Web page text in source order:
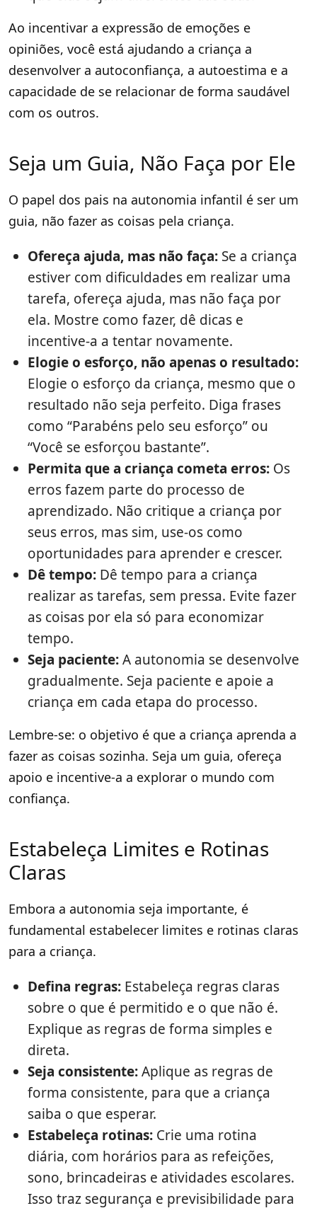
Ao incentivar a expressão de emoções e
opiniões, você está ajudando a criança a
desenvolver a autoconfiança, a autoestima e a
capacidade de se relacionar de forma saudável
com os outros.
Seja um Guia, Não Faça por Ele
O papel dos pais na autonomia infantil é ser um
guia, não fazer as coisas pela criança.
Ofereça ajuda, mas não faça: Se a criança
estiver com dificuldades em realizar uma
tarefa, ofereça ajuda, mas não faça por
ela. Mostre como fazer, dê dicas e
incentive-a a tentar novamente.
Elogie o esforço, não apenas o resultado:
Elogie o esforço da criança, mesmo que o
resultado não seja perfeito. Diga frases
como “Parabéns pelo seu esforço” ou
“Você se esforçou bastante”.
Permita que a criança cometa erros: Os
erros fazem parte do processo de
aprendizado. Não critique a criança por
seus erros, mas sim, use-os como
oportunidades para aprender e crescer.
Dê tempo: Dê tempo para a criança
realizar as tarefas, sem pressa. Evite fazer
as coisas por ela só para economizar
tempo.
Seja paciente:A autonomia se desenvolve
gradualmente. Seja paciente e apoie a
criança em cada etapa do processo.
Lembre-se: o objetivo é que a criança aprenda a
fazer as coisas sozinha. Seja um guia, ofereça
apoio e incentive-a a explorar o mundo com
confiança.
Estabeleça Limites e Rotinas
Claras
Embora a autonomia seja importante, é
fundamental estabelecer limites e rotinas claras
para a criança.
Defina regras: Estabeleça regras claras
sobre o que é permitido e o que não é.
Explique as regras de forma simples e
direta.
Seja consistente:Aplique as regras de
forma consistente, para que a criança
saiba o que esperar.
Estabeleça rotinas: Crie uma rotina
diária, com horários para as refeições,
sono, brincadeiras e atividades escolares.
Isso traz segurança e previsibilidade para